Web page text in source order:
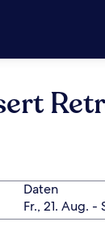
Daten